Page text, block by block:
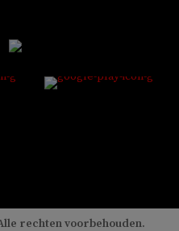
rechten voorbehouden.